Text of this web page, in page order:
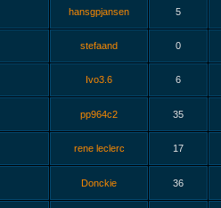
hansgpjansen 5
stefaand 0
Ivo3.6 6
pp964c2 35
rene leclerc 17
Donckie 36